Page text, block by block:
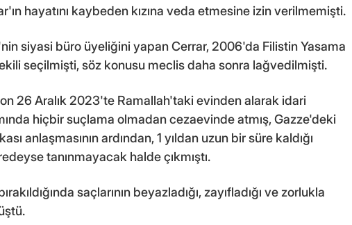
hayatını kaybeden kızına veda etmesine izin verilmemişti.
siyasi büro üyeliğini yapan Cerrar, 2006'da Filistin Yasama
seçilmişti, söz konusu meclis daha sonra lağvedilmişti.
26 Aralık 2023'te Ramallah'taki evinden alarak idari
hiçbir suçlama olmadan cezaevinde atmış, Gazze'deki
anlaşmasının ardından, 1 yıldan uzun bir süre kaldığı
tanınmayacak halde çıkmıştı.
saçlarının beyazladığı, zayıfladığı ve zorlukla